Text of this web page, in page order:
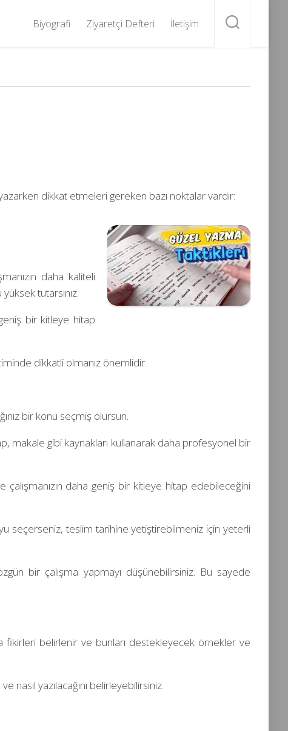
Biyografi Ziyaretçi Defteri İletişim
dikkat etmeleri gereken bazı noktalar vardır:
daha kaliteli
tutarsınız.
bir kitleye hitap
dikkatli olmanız önemlidir.
bir konu seçmiş olursun.
makale gibi kaynakları kullanarak daha profesyonel bir
daha geniş bir kitleye hitap edebileceğini
seçerseniz, teslim tarihine yetiştirebilmeniz için yeterli
bir çalışma yapmayı düşünebilirsiniz. Bu sayede
fikirleri belirlenir ve bunları destekleyecek örnekler ve
nasıl yazılacağını belirleyebilirsiniz.